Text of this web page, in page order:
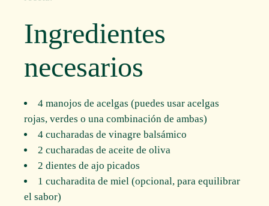
Ingredientes
necesarios
4 manojos de acelgas (puedes usar acelgas
rojas, verdes o una combinación de ambas)
4 cucharadas de vinagre balsámico
2 cucharadas de aceite de oliva
2 dientes de ajo picados
1 cucharadita de miel (opcional, para equilibrar
el sabor)